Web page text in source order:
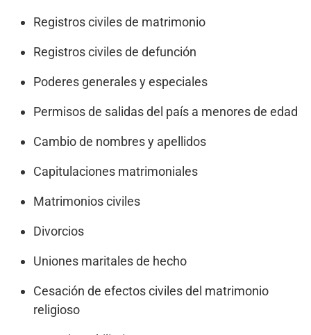
Registros civiles de matrimonio
Registros civiles de defunción
Poderes generales y especiales
Permisos de salidas del país a menores de edad
Cambio de nombres y apellidos
Capitulaciones matrimoniales
Matrimonios civiles
Divorcios
Uniones maritales de hecho
Cesación de efectos civiles del matrimonio
religioso